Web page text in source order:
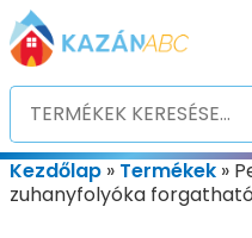
Kezdőlap » Termékek »
zuhanyfolyóka